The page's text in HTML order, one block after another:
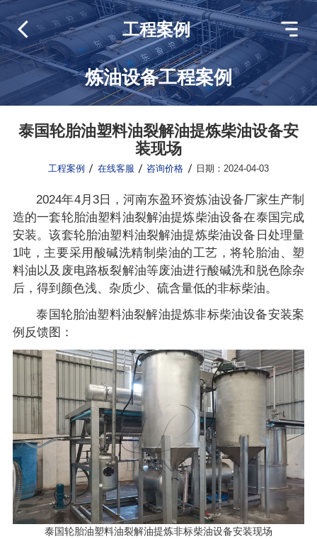
炼油设备工程案例
工程案例
泰国轮胎油塑料油裂解油提炼柴油设备安
装现场
工程案例 在线客服 咨询价格 日期：2024-04-03
2024年4月3日，河南东盈环资炼油设备厂家生产制
造的一套轮胎油塑料油裂解油提炼柴油设备在泰国完成
安装。该套轮胎油塑料油裂解油提炼柴油设备日处理量
1吨，主要采用酸碱洗精制柴油的工艺，将轮胎油、塑
料油以及废电路板裂解油等废油进行酸碱洗和脱色除杂
后，得到颜色浅、杂质少、硫含量低的非标柴油。
泰国轮胎油塑料油裂解油提炼非标柴油设备安装案
例反馈图：
泰国轮胎油塑料油裂解油提炼非标柴油设备安装现场